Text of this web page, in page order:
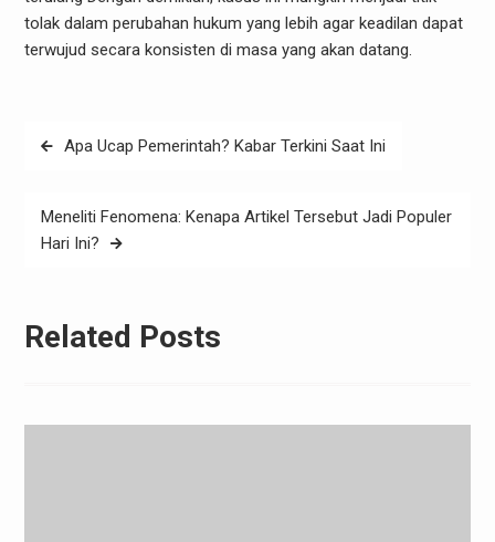
tolak dalam perubahan hukum yang lebih agar keadilan dapat
terwujud secara konsisten di masa yang akan datang.
PostApa Ucap Pemerintah? Kabar Terkini Saat Ini
Meneliti Fenomena: Kenapa Artikel Tersebut Jadi Populer
Hari Ini?
Related Posts